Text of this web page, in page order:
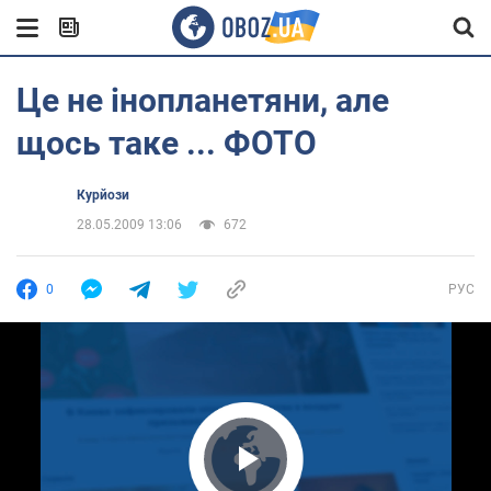
Це не інопланетяни, але
щось таке ... ФОТО
Курйози
28.05.2009 13:06
672
0 РУС